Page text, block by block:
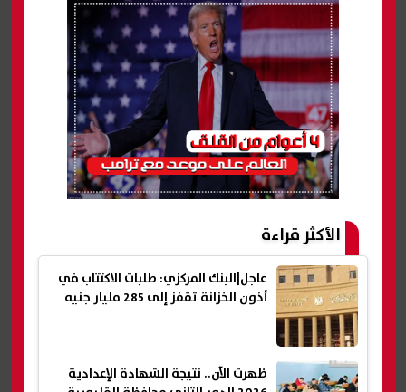
الأكثر قراءة
عاجل|البنك المركزي: طلبات الاكتتاب في
أذون الخزانة تقفز إلى 285 مليار جنيه
ظهرت الآن.. نتيجة الشهادة الإعدادية